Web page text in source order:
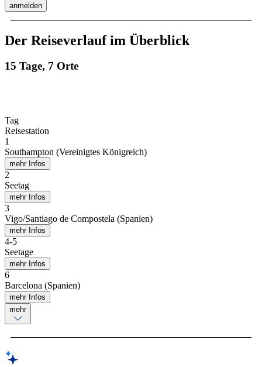
anmelden
Der Reiseverlauf im Überblick
15 Tage, 7 Orte
Tag
Reisestation
1
Southampton (Vereinigtes Königreich)
mehr Infos
2
Seetag
mehr Infos
3
Vigo/Santiago de Compostela (Spanien)
mehr Infos
4-5
Seetage
mehr Infos
6
Barcelona (Spanien)
mehr Infos
mehr